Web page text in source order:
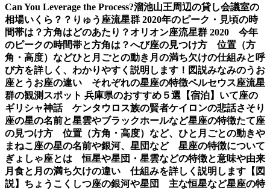
Can You Leverage the Process?溜池山王周辺の貸し会議室の
相場いくら？？ りゅう座流星群 2020年のピーク・見頃の時
間帯は？方角はどのあたり？オリオン座流星群 2020 今年
のピークの時間帯と方角は？へび座の見つけ方 位置（方
角・高度）などひと月ごとの動き 月の満ち欠けの仕組みと呼
び方を詳しく、わかりやすく説明します！図説みなみのうお
座とうお座の違い それぞれの星座の特徴ペルセウス座流星
群の観測スポット 兵庫県のおすすめ５選【宿泊】 いて座の
ギリシャ神話 ケンタウロス族の賢者ケイロンの悲話さそり
座の星の名前と星雲やブラックホールなど星座の特徴たて座
の見つけ方 位置（方角・高度）など、ひと月ごとの動きや
まねこ座の星の名前や銀河、星団など 星座の特徴について
ぎょしゃ座とは 恒星や星団・星雲などの特徴と意味や由来
月食と月の満ち欠けの違い 仕組みを詳しく説明します【図
説】 ちょうこくしつ座の銀河や星団 主な恒星など星座の特